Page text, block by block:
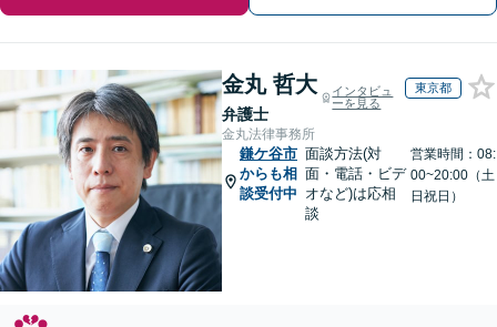
金丸 哲大
弁護士
インタビュ
ーを見る
東京都
金丸法律事務所
鎌ケ谷市
からも相
談受付中
面談方法(対
面・電話・ビデ
オなど)は応相
談
営業時間：08:
00~20:00（土
日祝日）